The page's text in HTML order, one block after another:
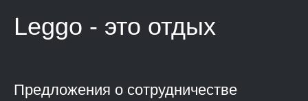
Leggo - это отдых
Предложения о сотрудничестве